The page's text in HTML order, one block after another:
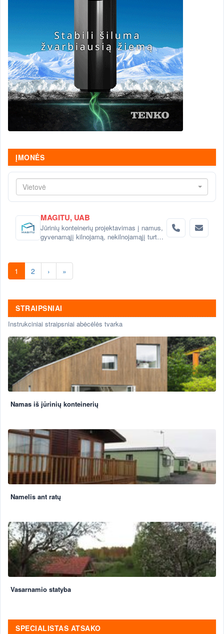
ĮMONĖS
Vietovė
MAGITU, UAB
Jūrinių konteinerių projektavimas į namus,
gyvenamąjį kilnojamą, nekilnojamąjį turtą.
1 2 › »
STRAIPSNIAI
Instrukciniai straipsniai abėcėlės tvarka
Namas iš jūrinių konteinerių
Namelis ant ratų
Vasarnamio statyba
SPECIALISTAS ATSAKO